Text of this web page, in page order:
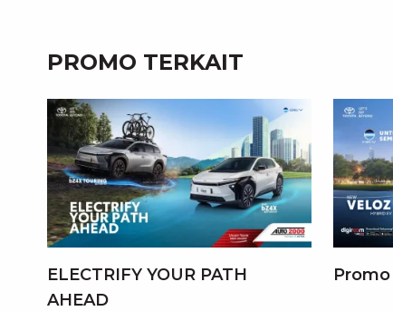
PROMO TERKAIT
ELECTRIFY YOUR PATH
AHEAD